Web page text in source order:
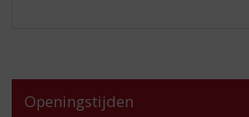
Openingstijden